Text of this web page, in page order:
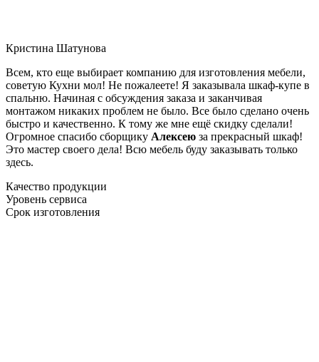
Кристина Шатунова
Всем, кто еще выбирает компанию для изготовления мебели,
советую Кухни мол! Не пожалеете! Я заказывала шкаф-купе в
спальню. Начиная с обсуждения заказа и заканчивая
монтажом никаких проблем не было. Все было сделано очень
быстро и качественно. К тому же мне ещё скидку сделали!
Огромное спасибо сборщику Алексею за прекрасный шкаф!
Это мастер своего дела! Всю мебель буду заказывать только
здесь.
Качество продукции
Уровень сервиса
Срок изготовления